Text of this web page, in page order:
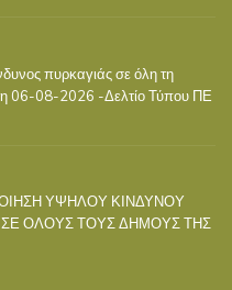
πυρκαγιάς σε όλη τη
06-08-2026 -Δελτίο Τύπου ΠΕ
ΥΨΗΛΟΥ ΚΙΝΔΥΝΟΥ
ΣΕ ΟΛΟΥΣ ΤΟΥΣ ΔΗΜΟΥΣ ΤΗΣ